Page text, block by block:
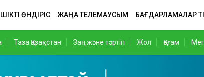
ӨНДІРІС ЖАҢА ТЕЛЕМАУСЫМ БАҒДАРЛАМАЛАР
Таза Қазақстан Заң және тәртіп Жол Қоғам